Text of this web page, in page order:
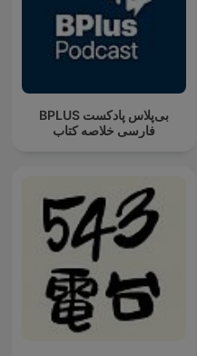
‌BPLUS بی‌پلاس پادکست
فارسی خلاصه کتاب